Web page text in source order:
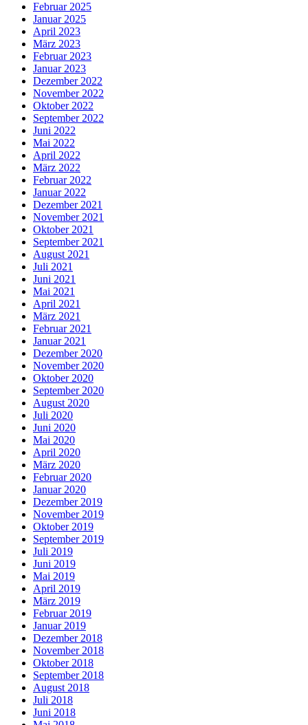
Februar 2025
Januar 2025
April 2023
März 2023
Februar 2023
Januar 2023
Dezember 2022
November 2022
Oktober 2022
September 2022
Juni 2022
Mai 2022
April 2022
März 2022
Februar 2022
Januar 2022
Dezember 2021
November 2021
Oktober 2021
September 2021
August 2021
Juli 2021
Juni 2021
Mai 2021
April 2021
März 2021
Februar 2021
Januar 2021
Dezember 2020
November 2020
Oktober 2020
September 2020
August 2020
Juli 2020
Juni 2020
Mai 2020
April 2020
März 2020
Februar 2020
Januar 2020
Dezember 2019
November 2019
Oktober 2019
September 2019
Juli 2019
Juni 2019
Mai 2019
April 2019
März 2019
Februar 2019
Januar 2019
Dezember 2018
November 2018
Oktober 2018
September 2018
August 2018
Juli 2018
Juni 2018